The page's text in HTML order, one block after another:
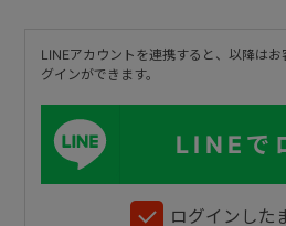
LINEアカウントを連携すると、以降は
グインができます。
LINEで
ログインした